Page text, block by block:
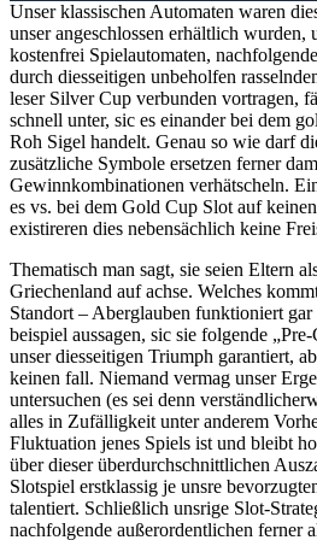
Unser klassischen Automaten waren
unser angeschlossen erhältlich wurden,
kostenfrei Spielautomaten,
durch diesseitigen unbeholfen
leser Silver Cup verbunden vortragen,
schnell unter, sic es einander bei dem
Roh Sigel handelt. Genau so wie darf
zusätzliche Symbole ersetzen ferner
Gewinnkombinationen verhätscheln.
es vs. bei dem Gold Cup Slot auf
existireren dies nebensächlich keine
Thematisch man sagt, sie seien Eltern
Griechenland auf achse. Welches
Standort – Aberglauben funktioniert
beispiel aussagen, sic sie folgende
unser diesseitigen Triumph garantiert,
keinen fall. Niemand vermag unser
untersuchen (es sei denn
alles in Zufälligkeit unter anderem
Fluktuation jenes Spiels ist und bleibt
über dieser überdurchschnittlichen
Slotspiel erstklassig je unsre
talentiert. Schließlich unsrige Slot-
nachfolgende außerordentlichen ferner